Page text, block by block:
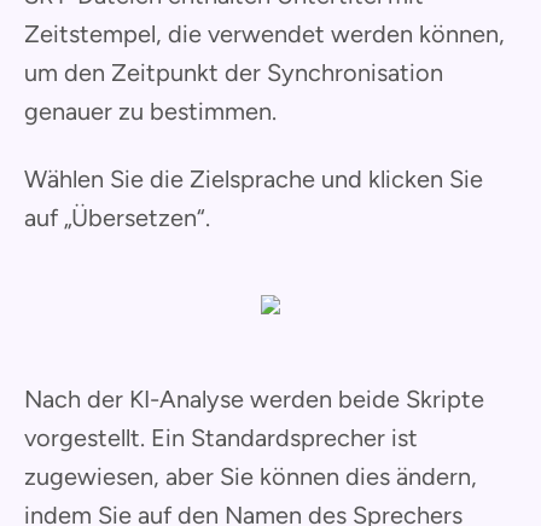
Zeitstempel, die verwendet werden können,
um den Zeitpunkt der Synchronisation
genauer zu bestimmen.
Wählen Sie die Zielsprache und klicken Sie
auf „Übersetzen“.
Nach der KI-Analyse werden beide Skripte
vorgestellt. Ein Standardsprecher ist
zugewiesen, aber Sie können dies ändern,
indem Sie auf den Namen des Sprechers